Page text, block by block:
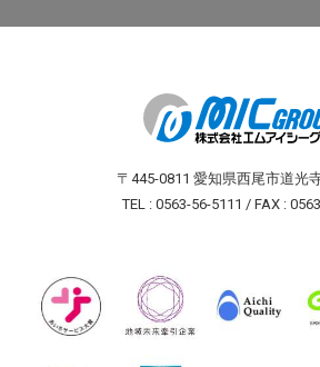
〒445-0811 愛知県西尾市道光
TEL : 0563-56-5111 / FAX :